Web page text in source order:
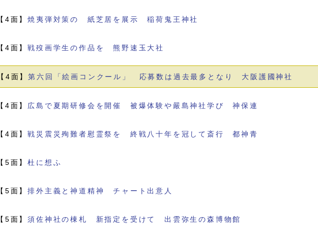
【4面】焼夷弾対策の 紙芝居を展示 稲荷鬼王神社
【4面】戦歿画学生の作品を 熊野速玉大社
【4面】第六回「絵画コンクール」 応募数は過去最多となり 大阪護國神社
【4面】 広島で夏期研修会を開催 被爆体験や嚴島神社学び 神保連
【4面】戦災震災殉難者慰霊祭を 終戦八十年を冠して斎行 都神青
【5面】杜に想ふ
【5面】排外主義と神道精神 チャート出意人
【5面】須佐神社の棟札 新指定を受けて 出雲弥生の森博物館